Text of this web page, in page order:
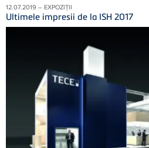
12.07.2019 – EXPOZIȚII
Ultimele impresii de la ISH 2017